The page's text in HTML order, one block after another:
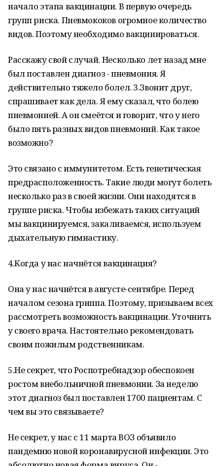
начало этапа вакцинации. В первую очередь
групп риска. Пневмококов огромное количество
видов. Поэтому необходимо вакцинироваться.
Расскажу свой случай. Несколько лет назад мне
был поставлен диагноз - пневмония. Я
действительно тяжело болел. 3.Звонит друг,
спрашивает как дела. Я ему сказал, что болею
пневмонией. А он смеётся и говорит, что у него
было пять разных видов пневмоний. Как такое
возможно?
Это связано с иммунитетом. Есть генетическая
предрасположенность. Такие люди могут болеть
несколько раз в своей жизни. Они находятся в
группе риска. Чтобы избежать таких ситуаций
мы вакцинируемся, закаливаемся, используем
дыхательную гимнастику.
4.Когда у нас начнётся вакцинация?
Она у нас начнётся в августе-сентябре. Перед
началом сезона гриппа. Поэтому, призываем всех
рассмотреть возможность вакцинации. Уточнить
у своего врача. Настоятельно рекомендовать
своим пожилым родственникам.
5.Не секрет, что Роспотребнадзор обеспокоен
ростом внебольничной пневмонии. За неделю
этот диагноз был поставлен 1700 пациентам. С
чем вы это связываете?
Не секрет, у нас с 11 марта ВОЗ объявило
пандемию новой коронавирусной инфекции. Это